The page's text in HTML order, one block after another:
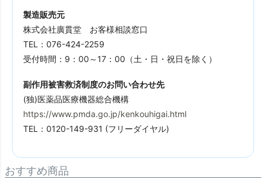
製造販売元
株式会社廣貫堂 お客様相談窓口
TEL：076-424-2259
受付時間：9：00～17：00（土・日・祝日を除く）
副作用被害救済制度のお問い合わせ先
(独)医薬品医療機器総合機構
https://www.pmda.go.jp/kenkouhigai.html
TEL：0120-149-931 (フリーダイヤル)
おすすめ商品